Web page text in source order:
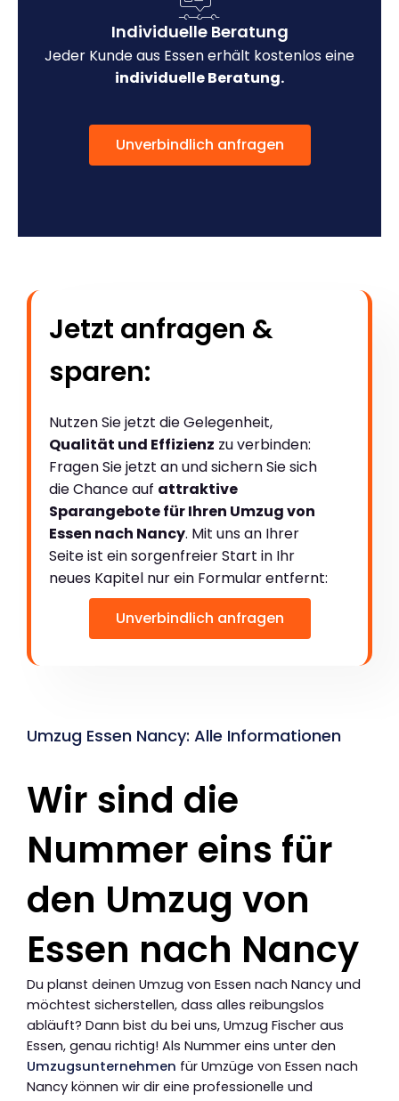
Individuelle Beratung
Jeder Kunde aus Essen erhält kostenlos eine
individuelle Beratung.
Unverbindlich anfragen
Jetzt anfragen &
sparen:
Nutzen Sie jetzt die Gelegenheit,
Qualität und Effizienz zu verbinden:
Fragen Sie jetzt an und sichern Sie sich
die Chance auf attraktive
Sparangebote für Ihren Umzug von
Essen nach Nancy. Mit uns an Ihrer
Seite ist ein sorgenfreier Start in Ihr
neues Kapitel nur ein Formular entfernt:
Unverbindlich anfragen
Umzug Essen Nancy: Alle Informationen
Wir sind die
Nummer eins für
den Umzug von
Essen nach Nancy
Du planst deinen Umzug von Essen nach Nancy und
möchtest sicherstellen, dass alles reibungslos
abläuft? Dann bist du bei uns, Umzug Fischer aus
Essen, genau richtig! Als Nummer eins unter den
Umzugsunternehmen für Umzüge von Essen nach
Nancy können wir dir eine professionelle und